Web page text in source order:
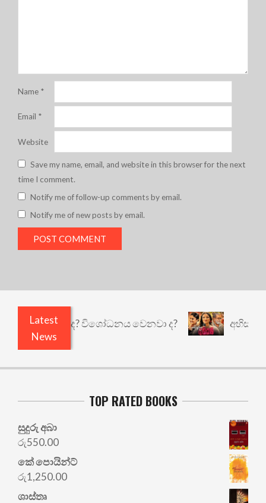
Name *
Email *
Website
Save my name, email, and website in this browser for the next
time I comment.
Notify me of follow-up comments by email.
Notify me of new posts by email.
Latest
News
නැත් ද? විශෝධනය වෙනවා ද? අභිසාරී:
TOP RATED BOOKS
සුදුරු අබා
රු550.00
කේ පොයින්ට්
රු1,250.00
ශාස්තෘ